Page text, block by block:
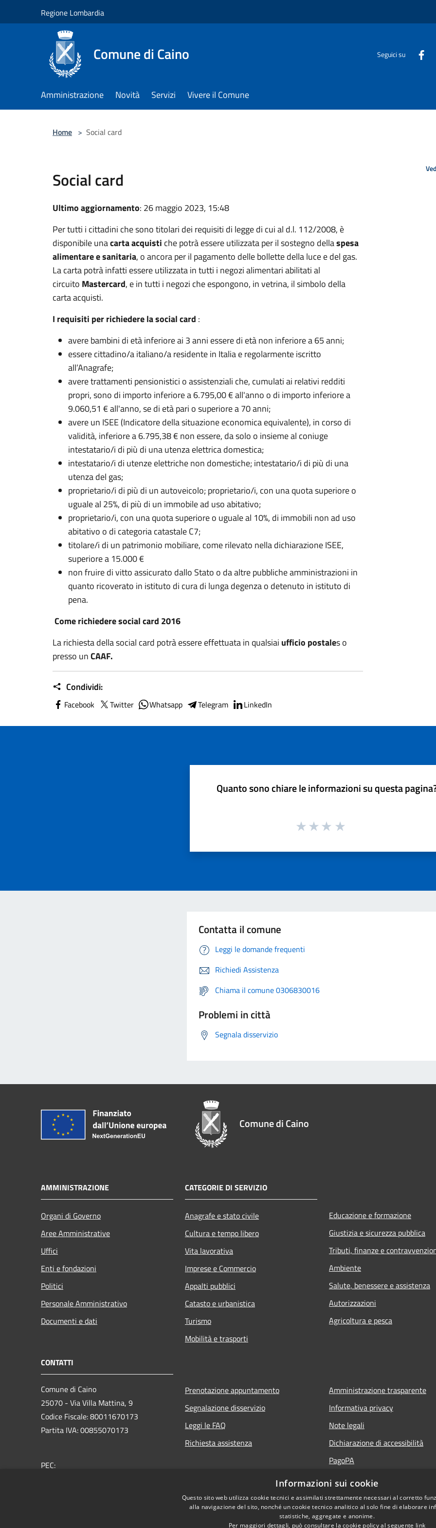
Regione Lombardia
Comune di Caino Seguici su
Amministrazione Novità Servizi Vivere il Comune
Home > Social card
Social card
Ultimo aggiornamento: 26 maggio 2023, 15:48
Per tutti i cittadini che sono titolari dei requisiti di legge di cui al d.l. 112/2008, è
disponibile unacarta acquisti che potrà essere utilizzata per il sostegno dellaspesa
alimentare e sanitaria, o ancora per il pagamento delle bollette della luce e del gas.
La carta potrà infatti essere utilizzata in tutti i negozi alimentari abilitati al
circuito Mastercard, e in tutti i negozi che espongono, in vetrina, il simbolo della
carta acquisti.
I requisiti per richiedere la social card :
avere bambini di età inferiore ai 3 anni essere di età non inferiore a 65 anni;
essere cittadino/a italiano/a residente in Italia e regolarmente iscritto
all’Anagrafe;
avere trattamenti pensionistici o assistenziali che, cumulati ai relativi redditi
propri, sono di importo inferiore a 6.795,00 € all'anno o di importo inferiore a
9.060,51 € all'anno, se di età pari o superiore a 70 anni;
avere un ISEE (Indicatore della situazione economica equivalente), in corso di
validità, inferiore a 6.795,38 € non essere, da solo o insieme al coniuge
intestatario/i di più di una utenza elettrica domestica;
intestatario/i di utenze elettriche non domestiche; intestatario/i di più di una
utenza del gas;
proprietario/i di più di un autoveicolo; proprietario/i, con una quota superiore o
uguale al 25%, di più di un immobile ad uso abitativo;
proprietario/i, con una quota superiore o uguale al 10%, di immobili non ad uso
abitativo o di categoria catastale C7;
titolare/i di un patrimonio mobiliare, come rilevato nella dichiarazione ISEE,
superiore a 15.000 €
non fruire di vitto assicurato dallo Stato o da altre pubbliche amministrazioni in
quanto ricoverato in istituto di cura di lunga degenza o detenuto in istituto di
pena.
Come richiedere social card 2016
La richiesta della social card potrà essere effettuata in qualsiai ufficio postales o
presso unCAAF.
Condividi:
Facebook Twitter Whatsapp Telegram LinkedIn
Quanto sono chiare le informazioni su questa
Contatta il comune
Leggi le domande frequenti
Richiedi Assistenza
Chiama il comune 0306830016
Problemi in città
Segnala disservizio
Comune di Caino
AMMINISTRAZIONE
Organi di Governo
Aree Amministrative
Uffici
Enti e fondazioni
Politici
Personale Amministrativo
Documenti e dati
CATEGORIE DI SERVIZIO
Anagrafe e stato civile
Cultura e tempo libero
Vita lavorativa
Imprese e Commercio
Appalti pubblici
Catasto e urbanistica
Turismo
Mobilità e trasporti
Educazione e formazione
Giustizia e sicurezza pubblica
Tributi, finanze e
Ambiente
Salute, benessere e assistenza
Autorizzazioni
Agricoltura e pesca
CONTATTI
Comune di Caino
25070 - Via Villa Mattina, 9
Codice Fiscale: 80011670173
Partita IVA: 00855070173
PEC:
Prenotazione appuntamento
Segnalazione disservizio
Leggi le FAQ
Richiesta assistenza
Amministrazione trasparente
Informativa privacy
Note legali
Dichiarazione di accessibilità
PagoPA
Informazioni sui cookie
Questo sito web utilizza cookie tecnici e assimilati strettamente necessari al corretto
alla navigazione del sito, nonché un cookie tecnico analitico al solo fine di elaborare
statistiche, aggregate e anonime.
Per maggiori dettagli, può consultare la cookie policy al seguente link